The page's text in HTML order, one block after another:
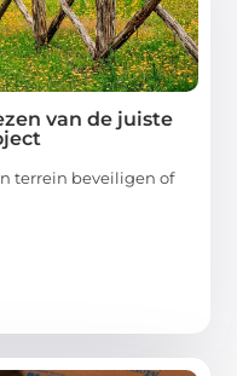
van de juiste
terrein beveiligen of